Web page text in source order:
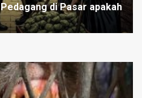
di Pasar apakah